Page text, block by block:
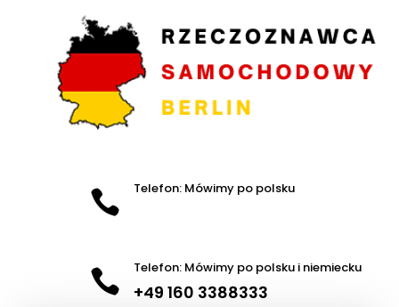
 Telefon: Mówimy po polsku
 Telefon: Mówimy po polsku i niemiecku
+49 160 3388333